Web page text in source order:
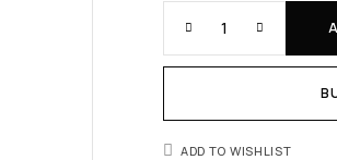
ADD TO WISHLIST